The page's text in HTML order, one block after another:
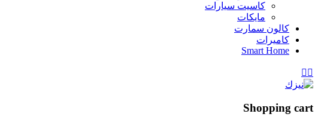
كاسيت سيارات
مايكات
كالون سمارت
كاميرات
Smart Home
Shopping cart